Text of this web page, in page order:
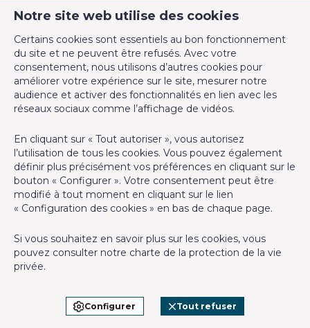
Notre site web utilise des cookies
Certains cookies sont essentiels au bon fonctionnement
du site et ne peuvent être refusés. Avec votre
consentement, nous utilisons d’autres cookies pour
améliorer votre expérience sur le site, mesurer notre
audience et activer des fonctionnalités en lien avec les
réseaux sociaux comme l’affichage de vidéos.
En cliquant sur « Tout autoriser », vous autorisez
l’utilisation de tous les cookies. Vous pouvez également
définir plus précisément vos préférences en cliquant sur le
bouton « Configurer ». Votre consentement peut être
modifié à tout moment en cliquant sur le lien
« Configuration des cookies » en bas de chaque page.
Si vous souhaitez en savoir plus sur les cookies, vous
pouvez consulter notre charte de la protection de la vie
privée.
Configurer Tout refuser
Avenue de la Forêt de Soignes 327
1640 Rhode-Saint-Genèse
+32 2 899 35 35
+32 478 23 05 05
Agent immobilier agréé IPI sous le numéro 501.400 en
Belgique - N° entreprise : TVA BE-0555.620.156
Instance de contrôle: Institut professionnel des agents
immobiliers, rue du Luxembourg 16B, 1000 Bruxelles (+32 2 505
38 50 - info@ipi.be) - Soumis au
code déontologique de l’ IPI
RC professionnelle et cautionnement via AXA Belgium SA,